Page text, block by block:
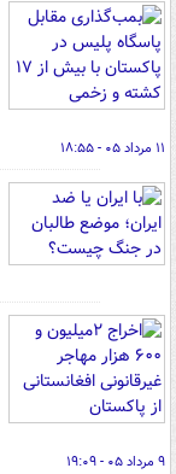
۱۱ مرداد ۰۵ - ۱۸:۵۵
۹ مرداد ۰۵ - ۱۹:۰۹